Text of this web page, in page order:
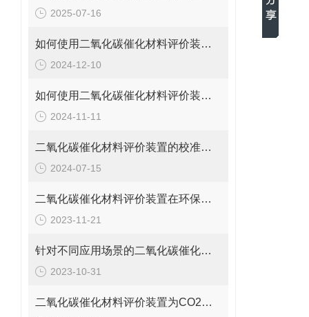
2025-07-16
如何使用二氧化碳催化材料评价装置优化催化反应
2024-12-10
如何使用二氧化碳催化材料评价装置进行催化性能测试？
2024-11-11
二氧化碳催化材料评价装置的校准与维护方法
2024-07-15
二氧化碳催化材料评价装置在环保领域的应用与实践
2023-11-21
针对不同应用场景的二氧化碳催化材料评价装置研发与优化
2023-10-31
二氧化碳催化材料评价装置为CO2的利用和转化提供了可靠的实验平台